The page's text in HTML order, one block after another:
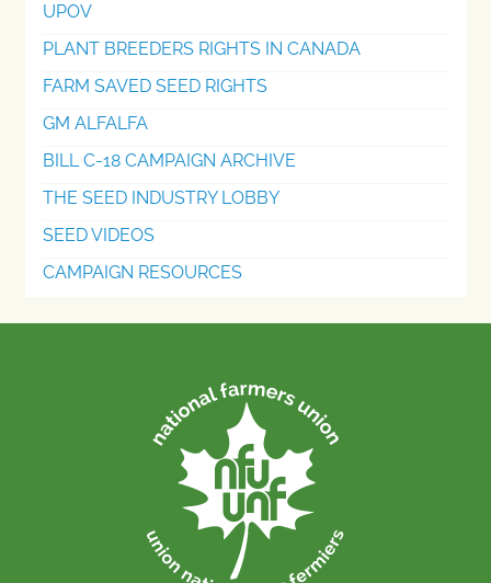
UPOV
PLANT BREEDERS RIGHTS IN CANADA
FARM SAVED SEED RIGHTS
GM ALFALFA
BILL C-18 CAMPAIGN ARCHIVE
THE SEED INDUSTRY LOBBY
SEED VIDEOS
CAMPAIGN RESOURCES